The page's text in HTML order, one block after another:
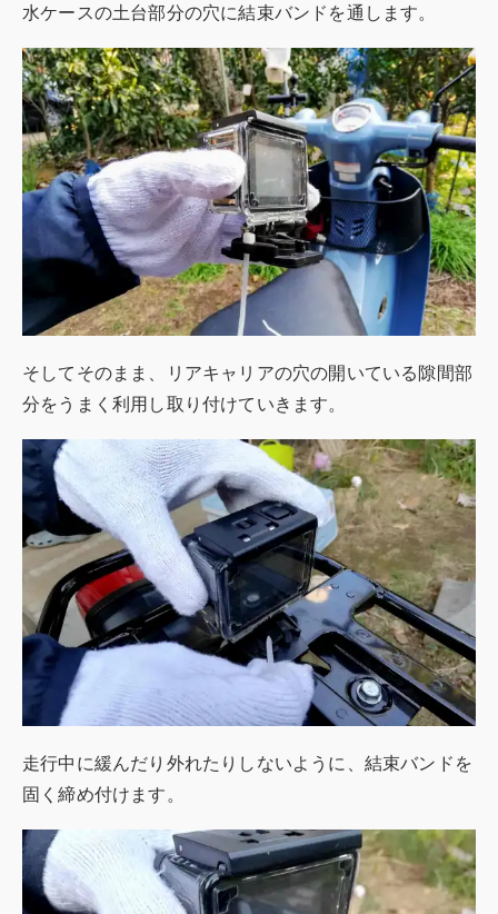
水ケースの土台部分の穴に結束バンドを通します。
そしてそのまま、リアキャリアの穴の開いている隙間部
分をうまく利用し取り付けていきます。
走行中に緩んだり外れたりしないように、結束バンドを
固く締め付けます。